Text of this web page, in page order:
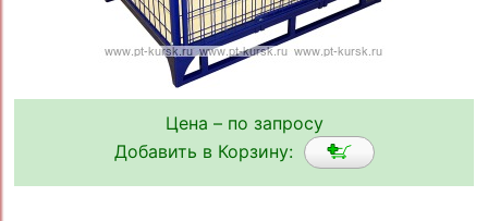
Цена – по запросу
Добавить в Корзину: